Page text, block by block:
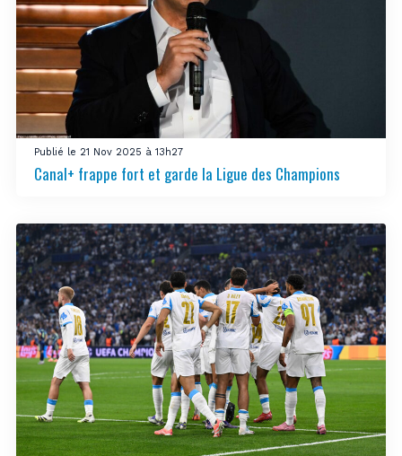
Publié le 21 Nov 2025 à 13h27
Canal+ frappe fort et garde la Ligue des Champions